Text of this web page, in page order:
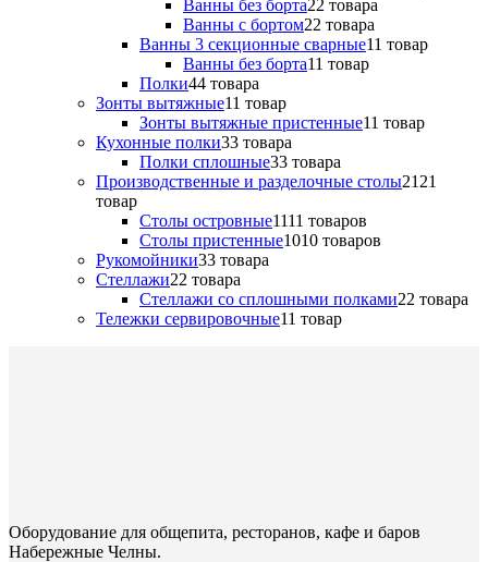
Ванны без борта22 товара
Ванны с бортом22 товара
Ванны 3 секционные сварные11 товар
Ванны без борта11 товар
Полки44 товара
Зонты вытяжные11 товар
Зонты вытяжные пристенные11 товар
Кухонные полки33 товара
Полки сплошные33 товара
Производственные и разделочные столы21 21
товар
Столы островные1111 товаров
Столы пристенные1010 товаров
Рукомойники33 товара
Стеллажи22 товара
Стеллажи со сплошными полками22 товара
Тележки сервировочные11 товар
Оборудование для общепита, ресторанов, кафе и баров
Набережные Челны.